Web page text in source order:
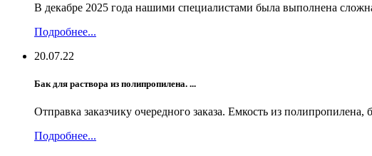
В декабре 2025 года нашими специалистами была выполнена
Подробнее...
20.07.22
Бак для раствора из полипропилена. ...
Отправка заказчику очередного заказа. Емкость из
Подробнее...